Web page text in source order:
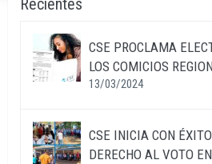
CSE PROCLAMA
LOS COMICIOS
13/03/2024
CSE INICIA CON
DERECHO AL VOTO